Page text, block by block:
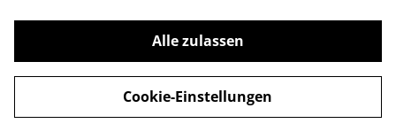
©2026Sudamerica Wein & Tapas Bar
powered by
Alle zulassen
Cookie-Einstellungen